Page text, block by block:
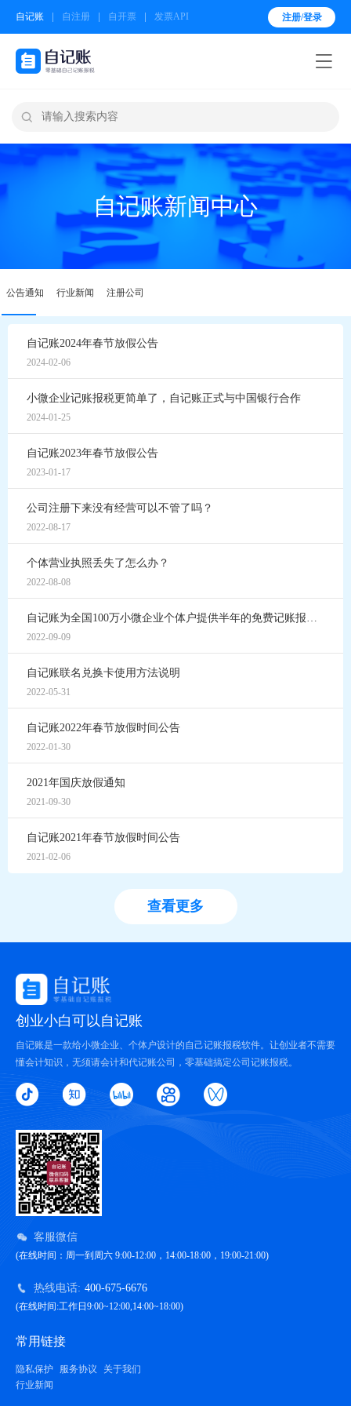
自记账 自注册 自开票 发票API 注册/登录


自记账新闻中心
公告通知 行业新闻 注册公司
自记账2024年春节放假公告
2024-02-06
小微企业记账报税更简单了，自记账正式与中国银行合作
2024-01-25
自记账2023年春节放假公告
2023-01-17
公司注册下来没有经营可以不管了吗？
2022-08-17
个体营业执照丢失了怎么办？
2022-08-08
自记账为全国100万小微企业个体户提供半年的免费记账报税服务
2022-09-09
自记账联名兑换卡使用方法说明
2022-05-31
自记账2022年春节放假时间公告
2022-01-30
2021年国庆放假通知
2021-09-30
自记账2021年春节放假时间公告
2021-02-06
查看更多
创业小白可以自记账
自记账是一款给小微企业、个体户设计的自己记账报税软件。让创业者不需要
懂会计知识，无须请会计和代记账公司，零基础搞定公司记账报税。
客服微信
(在线时间：周一到周六 9:00-12:00，14:00-18:00，19:00-21:00)
热线电话: 400-675-6676
(在线时间:工作日9:00~12:00,14:00~18:00)
常用链接
隐私保护 服务协议
关于我们
行业新闻